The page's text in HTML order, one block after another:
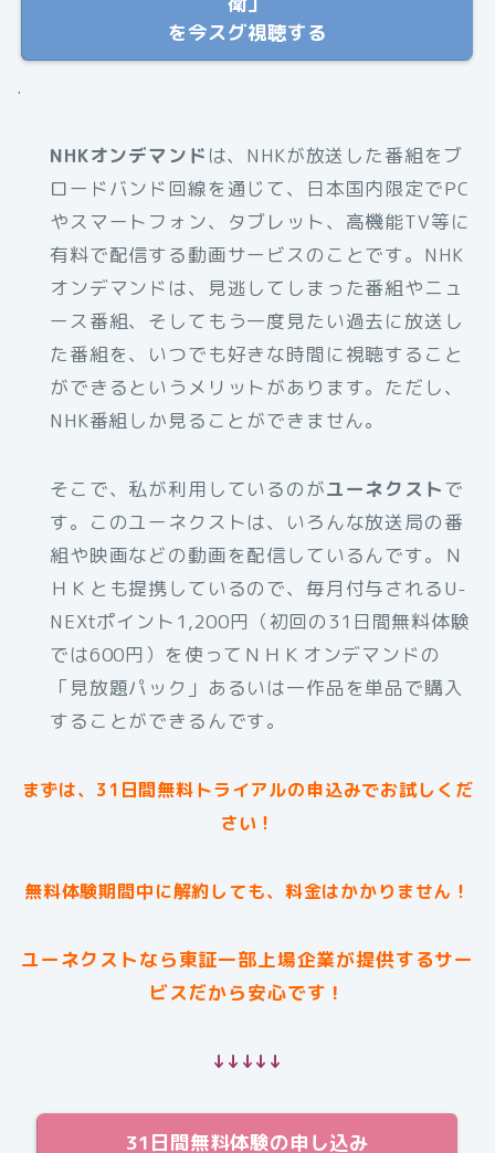
を今スグ視聴する
.
NHKオンデマンド は、NHKが放送した番組をブ
ロードバンド回線を通じて、日本国内限定でPC
やスマートフォン、タブレット、高機能TV等に
有料で配信する動画サービスのことです。NHK
オンデマンドは、見逃してしまった番組やニュ
ース番組、そしてもう一度見たい過去に放送し
た番組を、いつでも好きな時間に視聴すること
ができるというメリットがあります。ただし、
NHK番組しか見ることができません。
そこで、私が利用しているのがユーネクストで
す。このユーネクストは、いろんな放送局の番
組や映画などの動画を配信しているんです。Ｎ
ＨＫとも提携しているので、毎月付与されるU-
NEXtポイント1,200円（初回の31日間無料体験
では600円）を使ってＮＨＫオンデマンドの
「見放題パック」あるいは一作品を単品で購入
することができるんです。
まずは、31日間無料トライアルの申込みでお試しくだ
さい！
無料体験期間中に解約しても、料金はかかりません！
ユーネクストなら東証一部上場企業が提供するサー
ビスだから安心です！
↓↓↓↓↓
31日間無料体験の申し込み